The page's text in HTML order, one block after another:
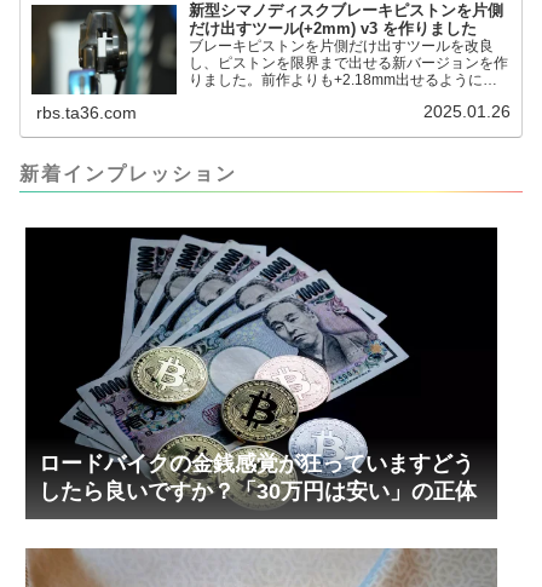
新型シマノディスクブレーキピストンを片側
だけ出すツール(+2mm) v3 を作りました
ブレーキピストンを片側だけ出すツールを改良
し、ピストンを限界まで出せる新バージョンを作
りました。前作よりも+2.18mm出せるようにな
って、オイル漏れするまで試しました。最も安全
ましたが、ギリギリまで攻めてますのでピストン
内部の汚れをさらに掃除できると思います。前作
rbs.ta36.com 2025.01.26
新着インプレッション
ロードバイクの金銭感覚が狂っていますどう
したら良いですか？「30万円は安い」の正体